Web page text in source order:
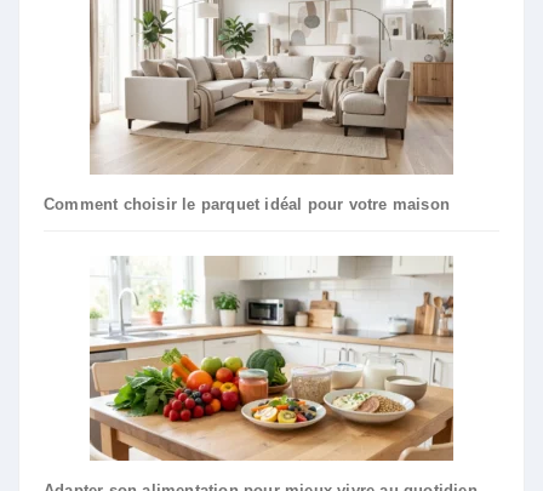
Comment choisir le parquet idéal pour votre maison